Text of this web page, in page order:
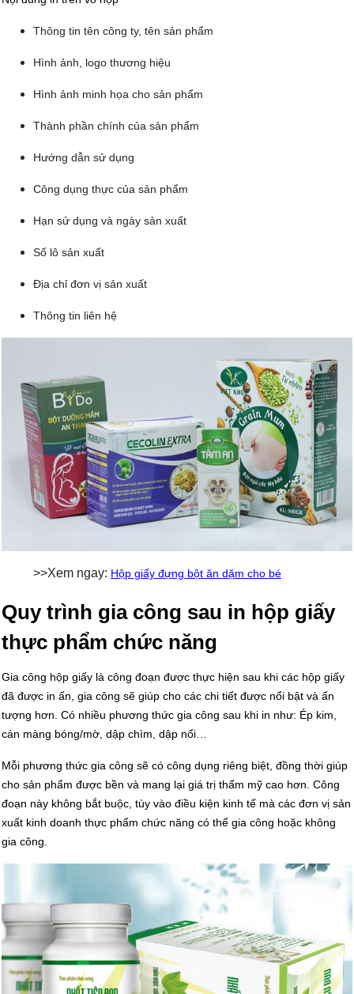
Thông tin tên công ty, tên sản phẩm
Hình ảnh, logo thương hiệu
Hình ảnh minh họa cho sản phẩm
Thành phần chính của sản phẩm
Hướng dẫn sử dụng
Công dụng thực của sản phẩm
Hạn sử dụng và ngày sản xuất
Số lô sản xuất
Địa chỉ đơn vị sản xuất
Thông tin liên hệ
>>Xem ngay: Hộp giấy đựng bột ăn dặm cho bé
Quy trình gia công sau in hộp giấy
thực phẩm chức năng
Gia công hộp giấy là công đoạn được thực hiện sau khi các hộp giấy
đã được in ấn, gia công sẽ giúp cho các chi tiết được nổi bật và ấn
tượng hơn. Có nhiều phương thức gia công sau khi in như: Ép kim,
cán màng bóng/mờ, dập chìm, dập nổi…
Mỗi phương thức gia công sẽ có công dụng riêng biệt, đồng thời giúp
cho sản phẩm được bền và mang lại giá trị thẩm mỹ cao hơn. Công
đoạn này không bắt buộc, tùy vào điều kiện kinh tế mà các đơn vị sản
xuất kinh doanh thực phẩm chức năng có thể gia công hoặc không
gia công.